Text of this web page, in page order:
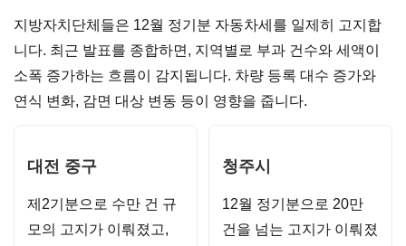
지방자치단체들은 12월 정기분 자동차세를 일제히 고지합
니다. 최근 발표를 종합하면, 지역별로 부과 건수와 세액이
소폭 증가하는 흐름이 감지됩니다. 차량 등록 대수 증가와
연식 변화, 감면 대상 변동 등이 영향을 줍니다.
대전 중구
제2기분으로 수만 건 규
모의 고지가 이뤄졌고,
청주시
12월 정기분으로 20만
건을 넘는 고지가 이뤄졌